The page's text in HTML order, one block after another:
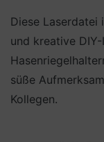
Diese
und kreative
süße
Kollegen.